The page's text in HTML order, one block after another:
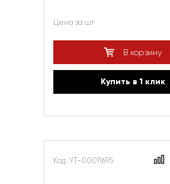
Цена за шт
В корзину
Купить в 1 клик
Код: УТ-00011695